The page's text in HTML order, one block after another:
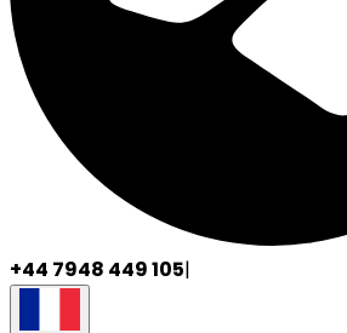
+44 7948 449 105|